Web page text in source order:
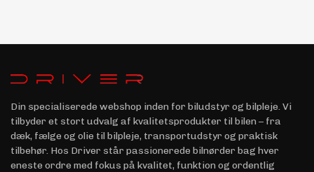
Din specialiserede webshop inden for biludstyr og bilpleje. Vi
tilbyder et stort udvalg af kvalitetsprodukter til bilen – fra
dæk, fælge og olie til bilpleje, transportudstyr og praktisk
tilbehør. Hos Driver står passionerede bilnørder bag hver
eneste ordre med fokus på kvalitet, funktion og ordentlig